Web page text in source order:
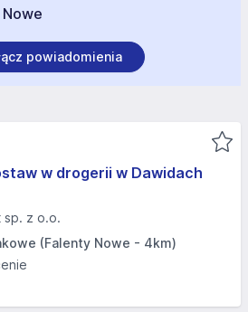
powiadomienia
w drogerii w Dawidach
sp. z o.o.
(Falenty Nowe - 4km)